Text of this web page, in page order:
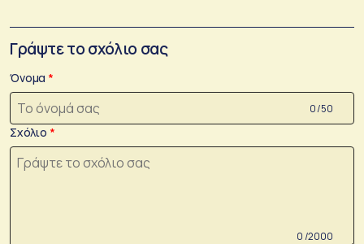
Γράψτε το σχόλιο σας
Όνομα
0 /50
Σχόλιο
0 /2000